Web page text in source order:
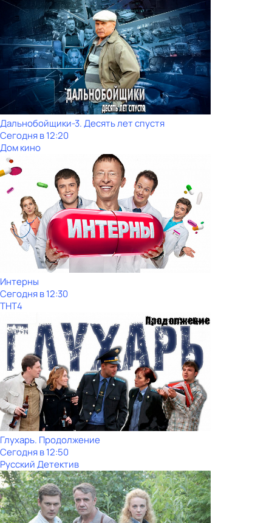
Дальнобойщики-3. Десять лет спустя
Сегодня в 12:20
Дом кино
Интерны
Сегодня в 12:30
ТНТ4
Глухарь. Продолжение
Сегодня в 12:50
Русский Детектив